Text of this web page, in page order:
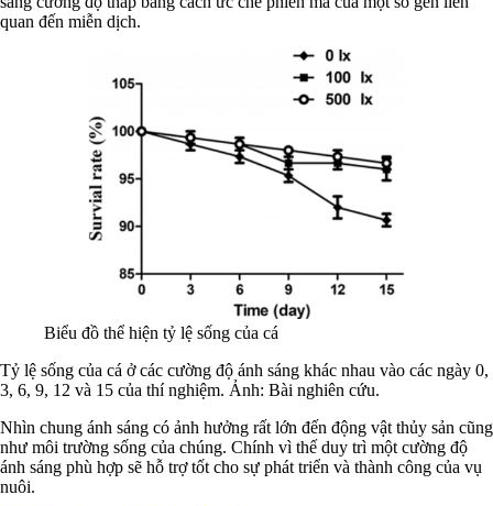
quan đến miễn dịch.
Biểu đồ thể hiện tỷ lệ sống của cá
Tỷ lệ sống của cá ở các cường độ ánh sáng khác nhau vào các ngày 0,
3, 6, 9, 12 và 15 của thí nghiệm. Ảnh: Bài nghiên cứu.
Nhìn chung ánh sáng có ảnh hưởng rất lớn đến động vật thủy sản cũng
như môi trường sống của chúng. Chính vì thế duy trì một cường độ
ánh sáng phù hợp sẽ hỗ trợ tốt cho sự phát triển và thành công của vụ
nuôi.